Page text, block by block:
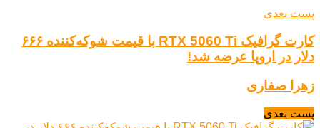
پست بعدی
کارت گرافیک RTX 5060 Ti با قیمت شوکه‌کننده ۶۶۶
دلار در اروپا عرضه شد!
زهرا صفاری
پست بعدی